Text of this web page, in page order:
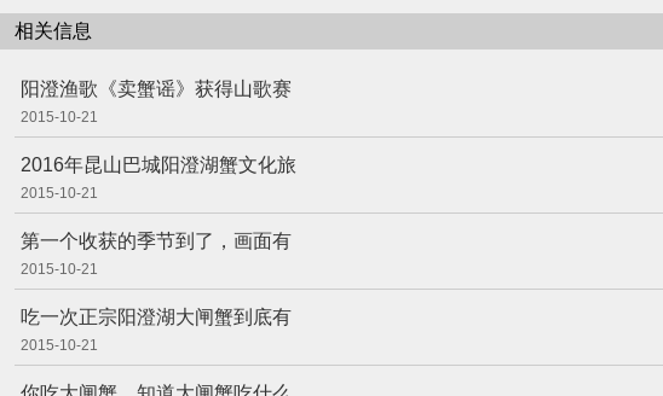
相关信息
阳澄渔歌《卖蟹谣》获得山歌赛
2015-10-21
2016年昆山巴城阳澄湖蟹文化旅
2015-10-21
第一个收获的季节到了，画面有
2015-10-21
吃一次正宗阳澄湖大闸蟹到底有
2015-10-21